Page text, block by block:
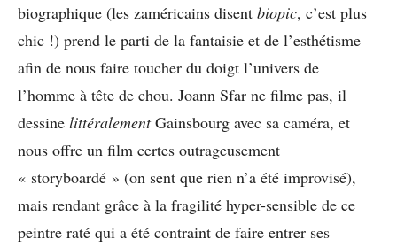
biographique (les zaméricains disent biopic, c’est plus
chic !) prend le parti de la fantaisie et de l’esthétisme
afin de nous faire toucher du doigt l’univers de
l’homme à tête de chou. Joann Sfar ne filme pas, il
dessine littéralementGainsbourg avec sa caméra, et
nous offre un film certes outrageusement
« storyboardé » (on sent que rien n’a été improvisé),
mais rendant grâce à la fragilité hyper-sensible de ce
peintre raté qui a été contraint de faire entrer ses